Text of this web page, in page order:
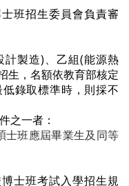
班招生委員會負責審
計製造)、乙組(能源熱
生，名額依教育部核定
錄取標準時，則採不
之一者：
士班應屆畢業生及同等
博士班考試入學招生規